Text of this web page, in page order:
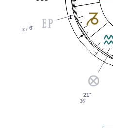
1
2
6°
35'
21°
36'